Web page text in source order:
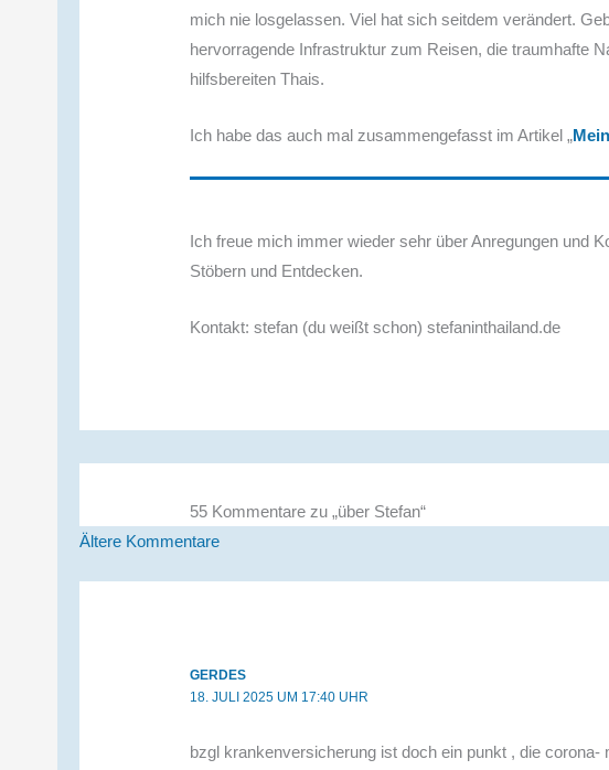
mich nie losgelassen. Viel hat sich seitdem verändert.
hervorragende Infrastruktur zum Reisen, die traumhafte
hilfsbereiten Thais.
Ich habe das auch mal zusammengefasst im Artikel „
Ich freue mich immer wieder sehr über Anregungen und
Stöbern und Entdecken.
Kontakt: stefan (du weißt schon) stefaninthailand.de
55 Kommentare zu „über Stefan“
Neuere
Ältere Kommentare
GERDES
18. JULI 2025 UM 17:40 UHR
bzgl krankenversicherung ist doch ein punkt , die